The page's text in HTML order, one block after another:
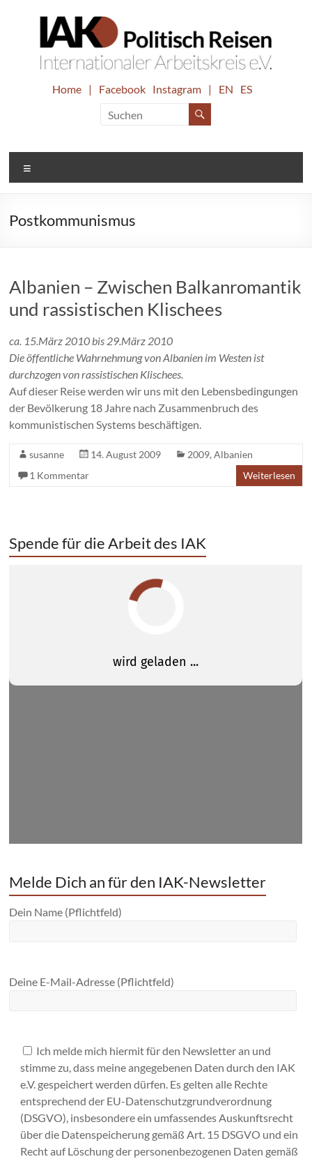
IAK.
Reisen
Internationaler
Home | Facebook Instagram | EN ES
Postkommunismus
Albanien – Zwischen Balkanromantik
und rassistischen Klischees
ca. 15.März 2010 bis 29.März 2010
Die öffentliche Wahrnehmung von Albanien im Westen ist
durchzogen von rassistischen Klischees.
Auf dieser Reise werden wir uns mit den Lebensbedingungen
der Bevölkerung 18 Jahre nach Zusammenbruch des
kommunistischen Systems beschäftigen.
susanne 14. August 2009 2009,Albanien
1 Kommentar
Weiterlesen
Spende für die Arbeit des IAK
Melde Dich an für den IAK-Newsletter
Dein Name (Pflichtfeld)
Deine E-Mail-Adresse (Pflichtfeld)
Ich melde mich hiermit für den Newsletter an und
stimme zu, dass meine angegebenen Daten durch den IAK
e.V. gespeichert werden dürfen. Es gelten alle Rechte
entsprechend der EU-Datenschutzgrundverordnung
(DSGVO), insbesondere ein umfassendes Auskunftsrecht
über die Datenspeicherung gemäß Art. 15 DSGVO und ein
Recht auf Löschung der personenbezogenen Daten gemäß